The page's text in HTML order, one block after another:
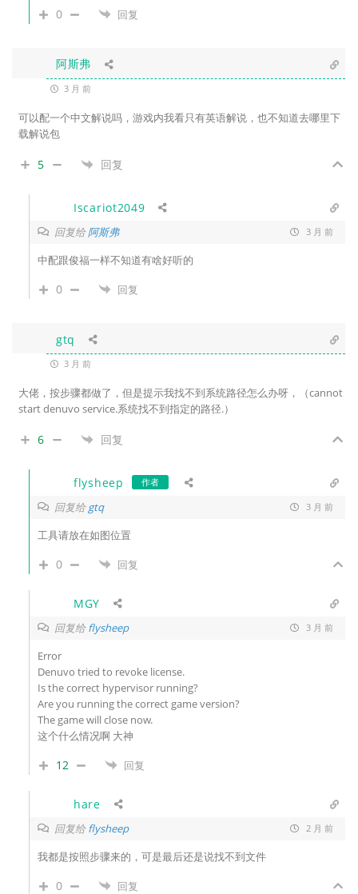
0 回复
阿斯弗
3 月 前
可以配一个中文解说吗，游戏内我看只有英语解说，也不知道去哪里下
载解说包
5 回复
Iscariot2049
回复给阿斯弗 3 月 前
中配跟俊福一样不知道有啥好听的
0 回复
gtq
3 月 前
大佬，按步骤都做了，但是提示我找不到系统路径怎么办呀，（cannot
start denuvo service.系统找不到指定的路径.）
6 回复
flysheep 作者
回复给gtq 3 月 前
工具请放在如图位置
0 回复
MGY
回复给flysheep 3 月 前
Error
Denuvo tried to revoke license.
Is the correct hypervisor running?
Are you running the correct game version?
The game will close now.
这个什么情况啊 大神
12 回复
hare
回复给flysheep 2 月 前
我都是按照步骤来的，可是最后还是说找不到文件
0 回复